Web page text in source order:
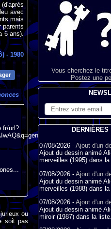
avec
mais
parents
6 ans).
- 1980
ou
soit pas
Vous cherchez le
Postez une
07/08/2026 - Ajout d'un
Ajout du dessin animé
merveilles (1995) dans
07/08/2026 - Ajout d'un
Ajout du dessin animé
merveilles (1988) dans la
07/08/2026 - Ajout d'un
Ajout du dessin animé
miroir (1987) dans la liste.